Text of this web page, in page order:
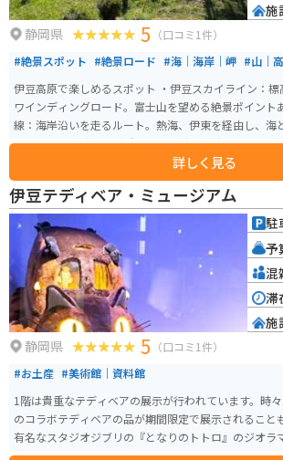
静岡県 5 （口コミ1件）
#絶景スポット #絶景ロード #海｜海岸｜岬 #山｜
伊豆高原で楽しめるスポット ・伊豆スカイライン：
ワインディングロード。富士山を望める絶景ポイント
線：海岸沿いを走るルート。熱海、伊東を経由し、海
る。 ・城ヶ崎海岸：溶岩の岸壁が広がる海岸。 ・門
48mの吊橋。海を見下ろすスリル満点のスポット。 ・
火山。リフトで山頂まで行ける、山頂から360度のパ
伊豆七島、富士山など）、すり鉢状の地形と遊歩道が
る。 ・美術館：伊豆テディベア・ミュージアム：テデ
ラスと工芸美術館：ガラス工芸作品の展示。 ・カフ
使ったランチやスイーツが楽しめる、オーシャンビュ
を眺めながら過ごせる。 ・温泉：赤沢温泉郷：源泉か
原の湯：露天風呂から海を眺められる温泉。 上記の通
スポット、ツーリング向けのルート、温泉、美術館、
しみ方ができるスポットが揃っています。
詳しく見る
施
伊豆テディベア・ミュージアム
静岡県 5 （口コミ1件）
#お土産 #美術館｜資料館
1階は貴重なテディベアの展示が行われています。時
のコラボテディベアの品が期間限定で展示されること
有名なスタジオジブリの『となりのトトロ』のジオラ
ど、作品にまつわる品が数多く展示されています。ネ
駐
予
混
滞
施